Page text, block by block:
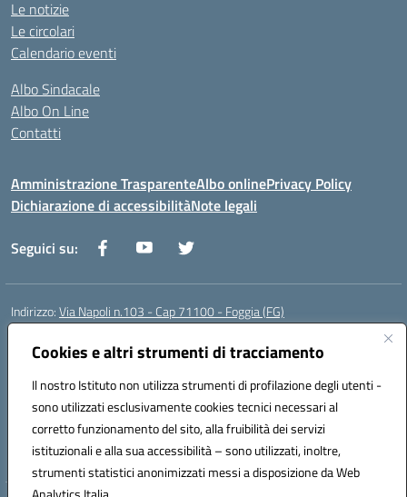
Cookies e altri strumenti di tracciamento
Il nostro Istituto non utilizza strumenti di profilazione degli utenti -
sono utilizzati esclusivamente cookies tecnici necessari al
corretto funzionamento del sito, alla fruibilità dei servizi
istituzionali e alla sua accessibilità – sono utilizzati, inoltre,
strumenti statistici anonimizzati messi a disposizione da Web
Le notizie
Le circolari
Calendario eventi
Albo Sindacale
Albo On Line
Contatti
Amministrazione TrasparenteAlbo onlinePrivacy Policy
Dichiarazione di accessibilitàNote legali
Seguici su:
Indirizzo:Via Napoli n.103 - Cap 71100 - Foggia (FG)
Centralino:
Posta elettronica certificata (PEC):fgis00800v@pec.istruzione.it
Codice fiscale: 80003280718
Codice meccanografico:FGIS00800V
Codice Indice delle Pubbliche Amministrazioni (IPA): istsc_fgis00800v
Codice unico di fatturazione (CUF): SOLVP8